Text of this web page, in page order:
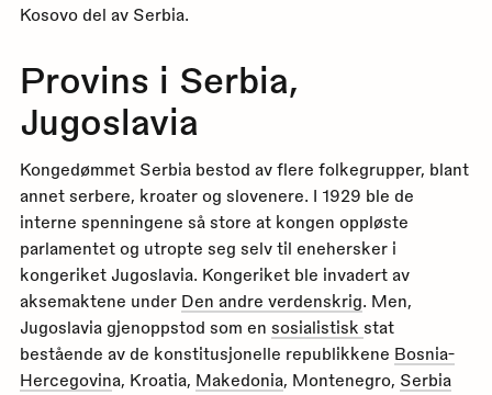
Kosovo del av Serbia.
Provins i Serbia,
Jugoslavia
Kongedømmet Serbia bestod av flere folkegrupper, blant
annet serbere, kroater og slovenere. I 1929 ble de
interne spenningene så store at kongen oppløste
parlamentet og utropte seg selv til enehersker i
kongeriket Jugoslavia. Kongeriket ble invadert av
aksemaktene under Den andre verdenskrig. Men,
Jugoslavia gjenoppstod som en sosialistisk stat
bestående av de konstitusjonelle republikkene Bosnia-
Hercegovina, Kroatia, Makedonia, Montenegro, Serbia